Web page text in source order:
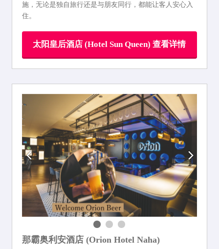
施，无论是独自旅行还是与朋友同行，都能让客人安心入
住。
太阳皇后酒店 (Hotel Sun Queen) 查看详情
那霸奥利安酒店 (Orion Hotel Naha)